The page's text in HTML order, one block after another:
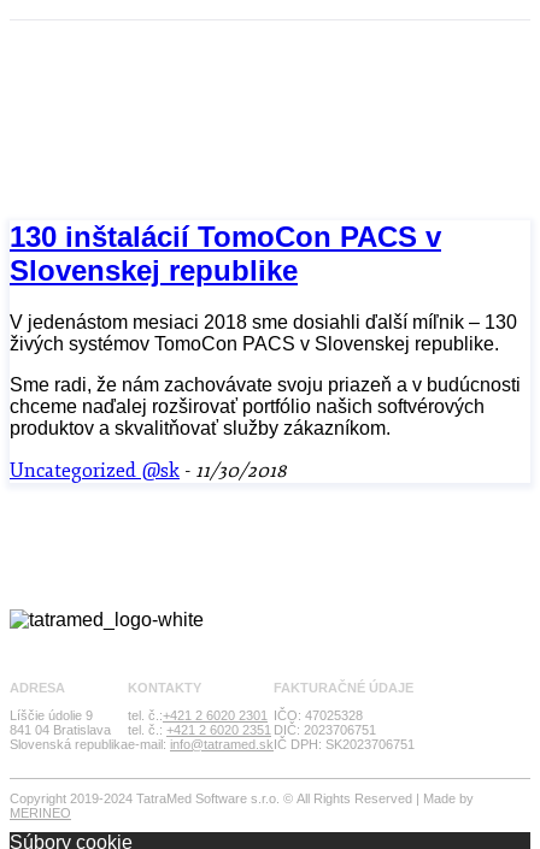
130 inštalácií TomoCon PACS v
Slovenskej republike
V jedenástom mesiaci 2018 sme dosiahli ďalší míľnik – 130
živých systémov TomoCon PACS v Slovenskej republike.
Sme radi, že nám zachovávate svoju priazeň a v budúcnosti
chceme naďalej rozširovať portfólio našich softvérových
produktov a skvalitňovať služby zákazníkom.
Uncategorized @sk - 11/30/2018
ADRESA
Líščie údolie 9
841 04 Bratislava
Slovenská republika
KONTAKTY
tel. č.:+421 2 6020 2301
tel. č.: +421 2 6020 2351
e-mail: info@tatramed.sk
FAKTURAČNÉ ÚDAJE
IČO: 47025328
DIČ: 2023706751
IČ DPH: SK2023706751
Copyright 2019-2024 TatraMed Software s.r.o. © All Rights Reserved | Made by
MERINEO
Súbory cookie